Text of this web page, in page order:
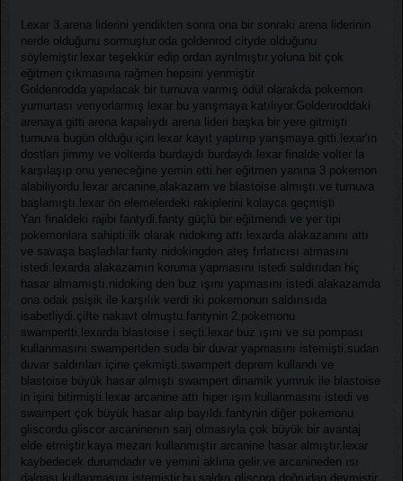
Lexar 3.arena liderini yendikten sonra ona bir sonraki arena liderinin
nerde olduğunu sormuştur.oda goldenrod cityde.olduğunu
söylemiştir.lexar teşekkür edip ordan ayrılmıştır.yoluna bit çok
eğitmen çıkmasına rağmen hepsini yenmiştir
Goldenrodda yapılacak bir turnuva varmış ödül olarakda pokemon
yumurtası veriyorlarmış lexar bu yarışmaya katılıyor.Goldenroddaki
arenaya gitti arena kapalıydı arena lideri başka bir yere gitmişti
turnuva bugün olduğu için lexar kayıt yaptırıp yarışmaya gitti.lexar'ın
dostları jimmy ve volterda burdaydı burdaydı.lexar finalde volter la
karşılaşıp onu yeneceğine yemin etti.her eğitmen yanına 3 pokemon
alabiliyordu.lexar arcanine,alakazam ve blastoise almıştı.ve turnuva
başlamıştı.lexar ön elemelerdeki rakiplerini kolayca geçmişti
Yarı finaldeki rajibi fantydi.fanty güçlü bir eğitmendi ve yer tipi
pokemonlara sahipti.ilk olarak nidoking attı.lexarda alakazanını attı
ve savaşa başladılar.fanty nidokingden ateş fırlatıcısı atmasını
istedi.lexarda alakazamın koruma yapmasını istedi saldırıdan hiç
hasar almamıştı.nidoking den buz ışını yapmasını istedi.alakazamda
ona odak psişik ile karşılık verdi iki pokemonun saldırısıda
isabetliydi.çifte nakavt olmuştu.fantynin 2.pokemonu
swampertti.lexarda blastoise i seçti.lexar buz ışını ve su pompası
kullanmasını swampertden suda bir duvar yapmasını istemişti.sudan
duvar saldırıları içine çekmişti.swampert deprem kullandı ve
blastoise büyük hasar almıştı swampert dinamik yumruk ile blastoise
in işini bitirmişti.lexar arcanine attı hiper ışın kullanmasını istedi ve
swampert çok büyük hasar alıp bayıldı.fantynin diğer pokemonu
gliscordu.gliscor arcaninenın sarj olmasıyla çok büyük bir avantaj
elde etmiştir.kaya mezarı kullanmıştır arcanine hasar almıştır.lexar
kaybedecek durumdadır ve yemini aklına gelir.ve arcanineden ısı
dalgası kullanmasını istemiştir.bu saldırı gliscora doğrudan deymiştir